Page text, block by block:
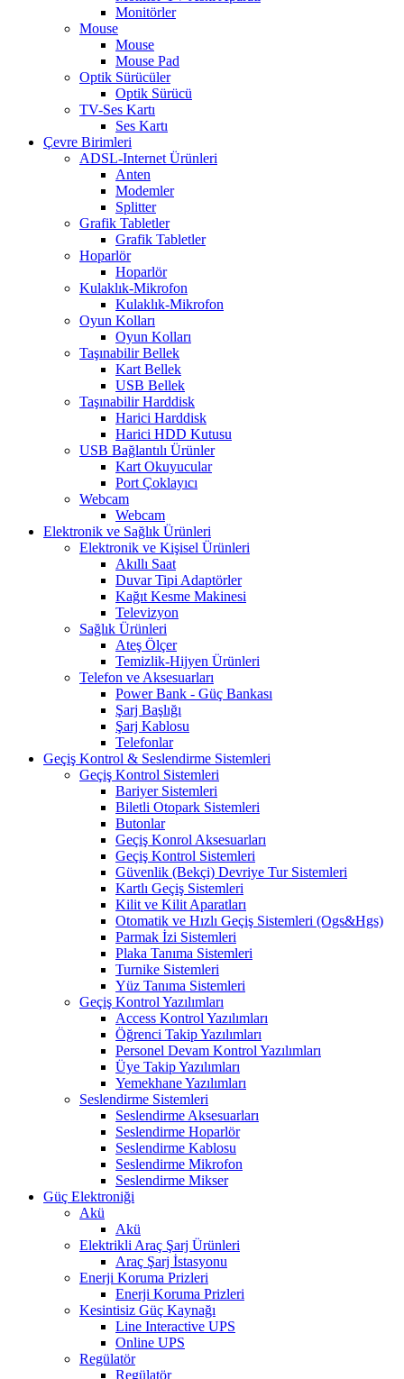
Monitörler
Mouse
Mouse
Mouse Pad
Optik Sürücüler
Optik Sürücü
TV-Ses Kartı
Ses Kartı
Çevre Birimleri
ADSL-Internet Ürünleri
Anten
Modemler
Splitter
Grafik Tabletler
Grafik Tabletler
Hoparlör
Hoparlör
Kulaklık-Mikrofon
Kulaklık-Mikrofon
Oyun Kolları
Oyun Kolları
Taşınabilir Bellek
Kart Bellek
USB Bellek
Taşınabilir Harddisk
Harici Harddisk
Harici HDD Kutusu
USB Bağlantılı Ürünler
Kart Okuyucular
Port Çoklayıcı
Webcam
Webcam
Elektronik ve Sağlık Ürünleri
Elektronik ve Kişisel Ürünleri
Akıllı Saat
Duvar Tipi Adaptörler
Kağıt Kesme Makinesi
Televizyon
Sağlık Ürünleri
Ateş Ölçer
Temizlik-Hijyen Ürünleri
Telefon ve Aksesuarları
Power Bank - Güç Bankası
Şarj Başlığı
Şarj Kablosu
Telefonlar
Geçiş Kontrol & Seslendirme Sistemleri
Geçiş Kontrol Sistemleri
Bariyer Sistemleri
Biletli Otopark Sistemleri
Butonlar
Geçiş Konrol Aksesuarları
Geçiş Kontrol Sistemleri
Güvenlik (Bekçi) Devriye Tur Sistemleri
Kartlı Geçiş Sistemleri
Kilit ve Kilit Aparatları
Otomatik ve Hızlı Geçiş Sistemleri (Ogs&Hgs)
Parmak İzi Sistemleri
Plaka Tanıma Sistemleri
Turnike Sistemleri
Yüz Tanıma Sistemleri
Geçiş Kontrol Yazılımları
Access Kontrol Yazılımları
Öğrenci Takip Yazılımları
Personel Devam Kontrol Yazılımları
Üye Takip Yazılımları
Yemekhane Yazılımları
Seslendirme Sistemleri
Seslendirme Aksesuarları
Seslendirme Hoparlör
Seslendirme Kablosu
Seslendirme Mikrofon
Seslendirme Mikser
Güç Elektroniği
Akü
Akü
Elektrikli Araç Şarj Ürünleri
Araç Şarj İstasyonu
Enerji Koruma Prizleri
Enerji Koruma Prizleri
Kesintisiz Güç Kaynağı
Line Interactive UPS
Online UPS
Regülatör
Regülatör